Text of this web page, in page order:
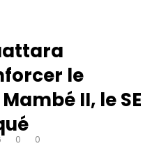
le
II, le SE
0 0